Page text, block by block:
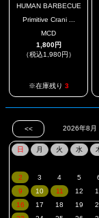
HUMAN BARBECUE
Primitive Crani ...
MCD
1,800円
（税込1,980円）
※在庫残り 3